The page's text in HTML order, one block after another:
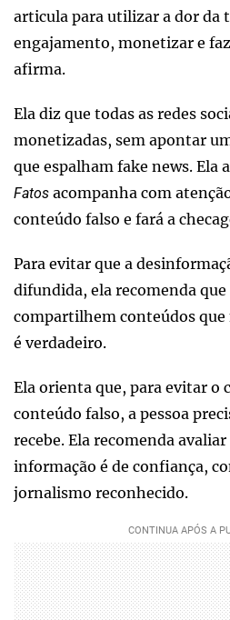
articula para utilizar a dor da
engajamento, monetizar e
afirma.
Ela diz que todas as redes
monetizadas, sem apontar
que espalham fake news. Ela
Fatos acompanha com
conteúdo falso e fará a
Para evitar que a
difundida, ela recomenda que
compartilhem conteúdos que
é verdadeiro.
Ela orienta que, para evitar o
conteúdo falso, a pessoa
recebe. Ela recomenda
informação é de confiança,
jornalismo reconhecido.